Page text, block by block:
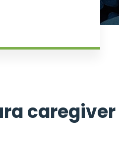
caregiver